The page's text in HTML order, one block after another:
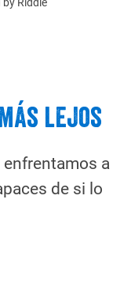
lejos
a
de si lo